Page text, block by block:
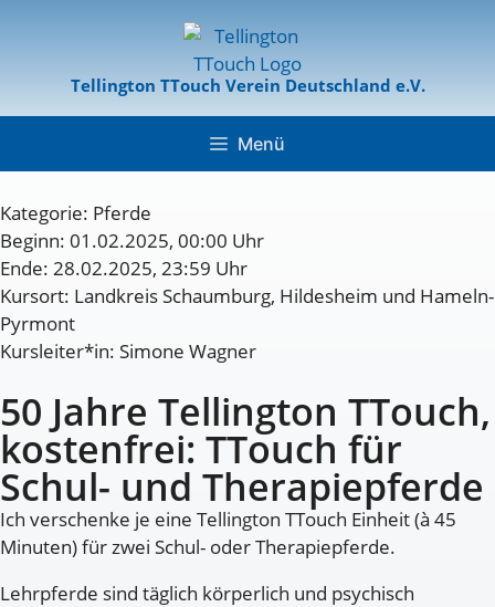
Tellington TTouch Verein Deutschland e.V.
Menü
Kategorie: Pferde
Beginn: 01.02.2025, 00:00 Uhr
Ende: 28.02.2025, 23:59 Uhr
Kursort: Landkreis Schaumburg, Hildesheim und Hameln-
Pyrmont
Kursleiter*in: Simone Wagner
50 Jahre Tellington TTouch,
kostenfrei: TTouch für
Schul- und Therapiepferde
Ich verschenke je eine Tellington TTouch Einheit (à 45
Minuten) für zwei Schul- oder Therapiepferde.
Lehrpferde sind täglich körperlich und psychisch